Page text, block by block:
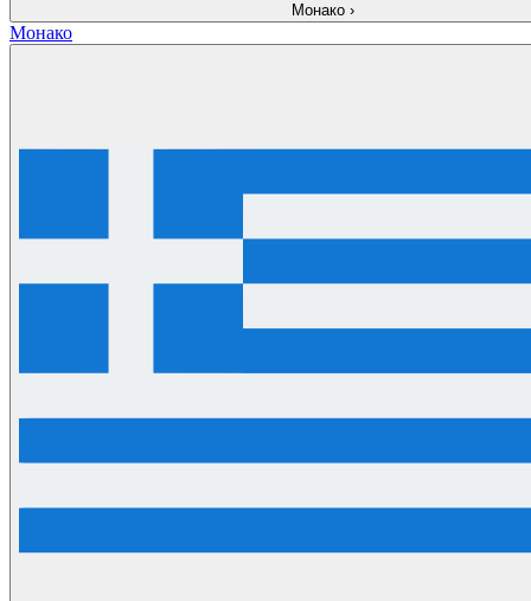
Монако ›
Монако